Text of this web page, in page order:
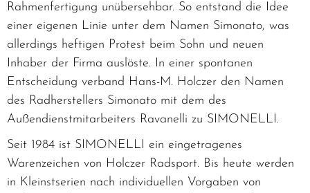
Rahmenfertigung unübersehbar. So entstand die Idee
einer eigenen Linie unter dem Namen Simonato, was
allerdings heftigen Protest beim Sohn und neuen
Inhaber der Firma auslöste. In einer spontanen
Entscheidung verband Hans-M. Holczer den Namen
des Radherstellers Simonato mit dem des
Außendienstmitarbeiters Ravanelli zu SIMONELLI.
Seit 1984 ist SIMONELLI ein eingetragenes
Warenzeichen von Holczer Radsport. Bis heute werden
in Kleinstserien nach individuellen Vorgaben von